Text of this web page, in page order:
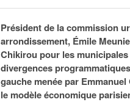
Président de la commission
arrondissement, Émile
Chikirou pour les
divergences
gauche menée par
le modèle économique